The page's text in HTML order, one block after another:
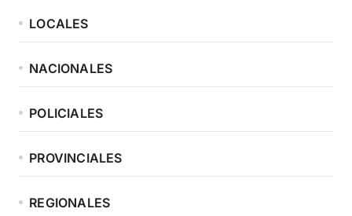
LOCALES
NACIONALES
POLICIALES
PROVINCIALES
REGIONALES